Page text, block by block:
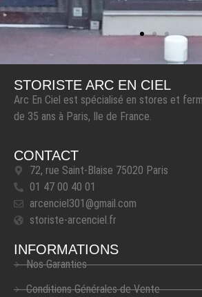
STORISTE ARC EN CIEL
Arc En Ciel est spécialisé en stores et
de 35 ans à Paris, Ile de France.
CONTACT
72, rue Saint-Blaise 75020 Paris
01 47 00 40 01
arcenciel301@gmail.com
storiste-arcenciel.fr
INFORMATIONS
Nos Garanties
Conditions Générales de Vente